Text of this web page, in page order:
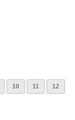
10 11 12